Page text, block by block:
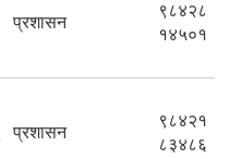
प्रशासन
९८४२८
१४५०१
प्रशासन
९८४२१
८३४८६